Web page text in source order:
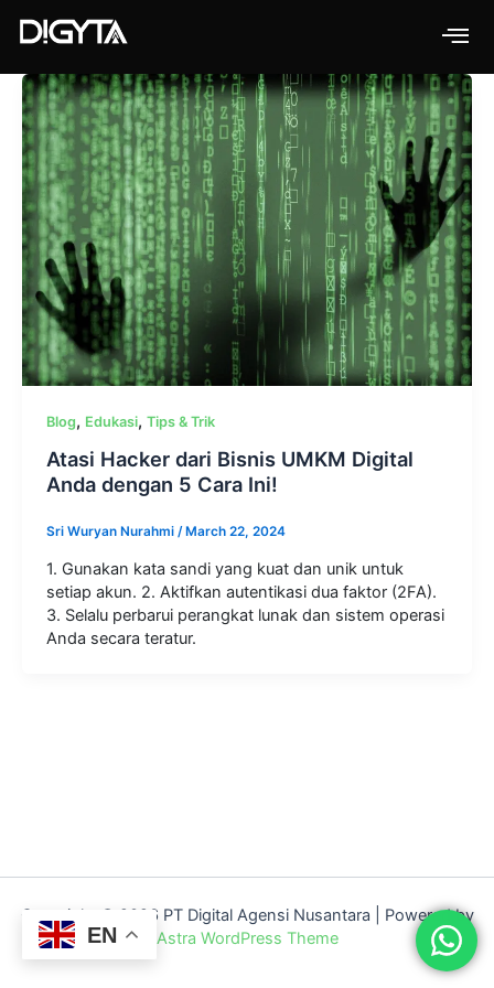
Blog, Edukasi, Tips & Trik
Atasi Hacker dari Bisnis UMKM Digital
Anda dengan 5 Cara Ini!
Sri Wuryan Nurahmi / March 22, 2024
1. Gunakan kata sandi yang kuat dan unik untuk
setiap akun. 2. Aktifkan autentikasi dua faktor (2FA).
3. Selalu perbarui perangkat lunak dan sistem operasi
Anda secara teratur.
Copyright © 2026 PT Digital Agensi Nusantara | Powered by
Astra WordPress Theme
EN